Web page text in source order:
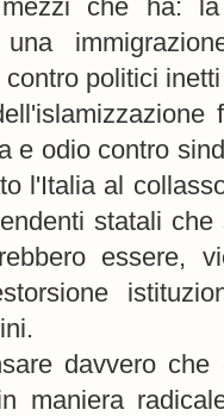
che ha: la
politici
e odio contro
l'Italia al
statali
essere,
davvero
maniera